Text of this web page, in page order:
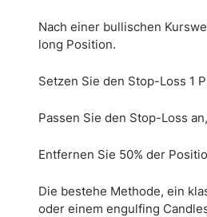
Nach einer bullischen
long Position.
Setzen Sie den Stop-Loss 1
Passen Sie den Stop-Loss
Entfernen Sie 50% der
Die bestehe Methode, ein
oder einem engulfing